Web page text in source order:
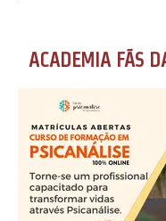
ACADEMIA FÃS